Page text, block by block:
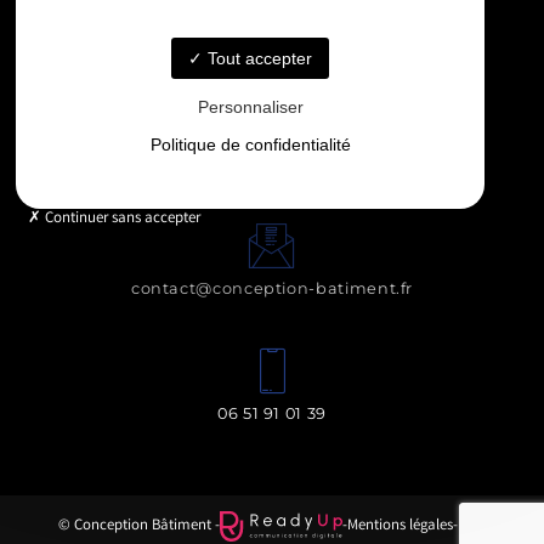
11 IMPASSE DES BLEUETS, 31790 SAINT-JORY
contact@conception-batiment.fr
06 51 91 01 39
© Conception Bâtiment - -Mentions légales-Blog
Tout accepter
Personnaliser
Politique de confidentialité
Continuer sans accepter